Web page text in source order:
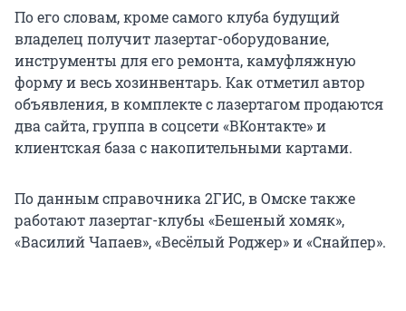
По его словам, кроме самого клуба будущий
владелец получит лазертаг-оборудование,
инструменты для его ремонта, камуфляжную
форму и весь хозинвентарь. Как отметил автор
объявления, в комплекте с лазертагом продаются
два сайта, группа в соцсети «ВКонтакте» и
клиентская база с накопительными картами.
По данным справочника 2ГИС, в Омске также
работают лазертаг-клубы «Бешеный хомяк»,
«Василий Чапаев», «Весёлый Роджер» и «Снайпер».